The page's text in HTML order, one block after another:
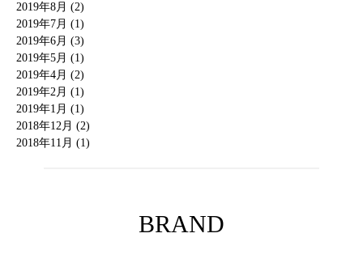
2019年8月 (2)
2019年7月 (1)
2019年6月 (3)
2019年5月 (1)
2019年4月 (2)
2019年2月 (1)
2019年1月 (1)
2018年12月 (2)
2018年11月 (1)
BRAND